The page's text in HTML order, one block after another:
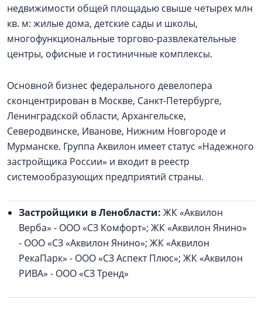
недвижимости общей площадью свыше четырех млн
кв. м: жилые дома, детские сады и школы,
многофункциональные торгово-развлекательные
центры, офисные и гостиничные комплексы.
Основной бизнес федерального девелопера
сконцентрирован в Москве, Санкт-Петербурге,
Ленинградской области, Архангельске,
Северодвинске, Иванове, Нижним Новгороде и
Мурманске. Группа Аквилон имеет статус «Надежного
застройщика России» и входит в реестр
системообразующих предприятий страны.
Застройщики в Ленобласти: ЖК «Аквилон
Верба» - ООО «СЗ Комфорт»; ЖК «Аквилон Янино»
- ООО «СЗ «Аквилон Янино»; ЖК «Аквилон
РекаПарк» - ООО «СЗ Аспект Плюс»; ЖК «Аквилон
РИВА» - ООО «СЗ Тренд»